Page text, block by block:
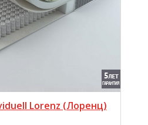
Lorenz (Лоренц)